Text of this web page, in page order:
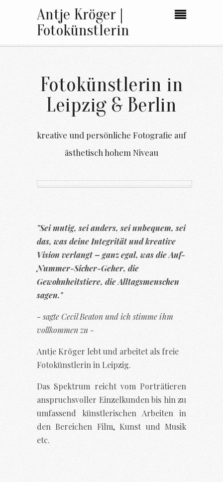
Antje Kröger |
Fotokünstlerin
Fotokünstlerin in
Leipzig & Berlin
kreative und persönliche Fotografie auf
ästhetisch hohem Niveau
"Sei mutig, sei anders, sei unbequem, sei
das, was deine Integrität und kreative
Vision verlangt – ganz egal, was die Auf-
Nummer-Sicher-Geher, die
Gewohnheitstiere, die Alltagsmenschen
sagen."
- sagte Cecil Beaton und ich stimme ihm
vollkommen zu -
Antje Kröger lebt und arbeitet als freie
Fotokünstlerin in Leipzig.
Das Spektrum reicht vom Porträtieren
anspruchsvoller Einzelkunden bis hin zu
umfassend künstlerischen Arbeiten in
den Bereichen Film, Kunst und Musik
etc.